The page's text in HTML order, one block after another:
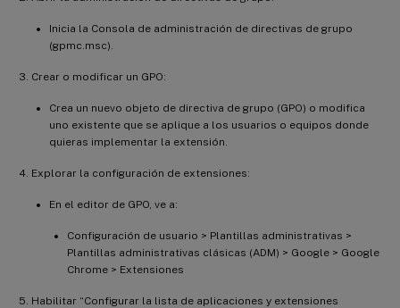
Inicia la Consola de administración de directivas de grupo
(gpmc.msc).
Crear o modificar un GPO:
Crea un nuevo objeto de directiva de grupo (GPO) o modifica
uno existente que se aplique a los usuarios o equipos donde
quieras implementar la extensión.
Explorar la configuración de extensiones:
En el editor de GPO, ve a:
Configuración de usuario > Plantillas administrativas >
Plantillas administrativas clásicas (ADM) > Google > Google
Chrome > Extensiones
Habilitar “Configurar la lista de aplicaciones y extensiones